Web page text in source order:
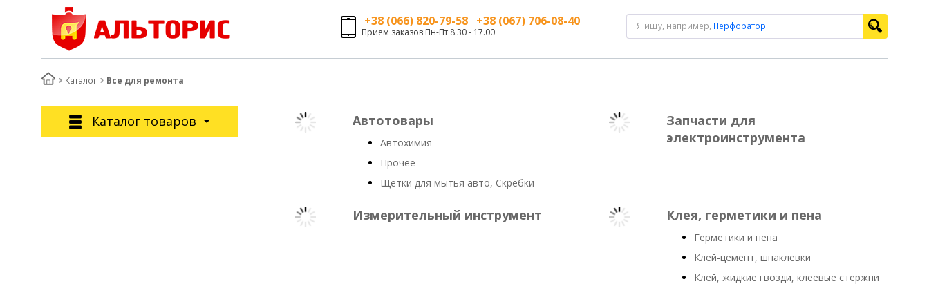
+38 (066) 820-79-58 +38 (067) 706-08-40
Прием заказов Пн-Пт 8.30 - 17.00
Я ищу, например, Перфоратор
Каталог Все для ремонта
Каталог товаров Автотовары
Автохимия
Прочее
Щетки для мытья авто, Скребки
Запчасти для
электроинструмента
Измерительный инструмент Клея, герметики и пена
Герметики и пена
Клей-цемент, шпаклевки
Клей, жидкие гвозди, клеевые стержни